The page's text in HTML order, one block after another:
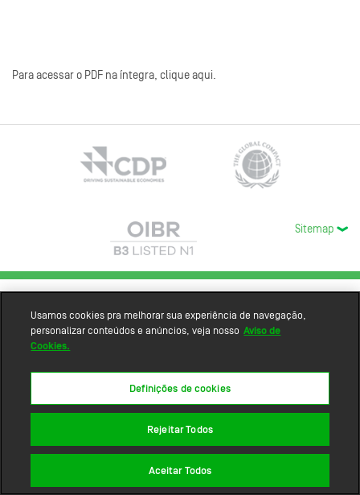
Para acessar o PDF na íntegra, clique aqui.
Sitemap
Usamos cookies pra melhorar sua experiência de navegação,
personalizar conteúdos e anúncios, veja nosso Aviso de
Cookies.
Definições de cookies
Rejeitar Todos
Aceitar Todos